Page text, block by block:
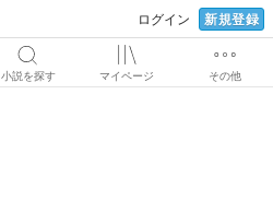
ログイン 新規登録
小説を探す マイページ その他